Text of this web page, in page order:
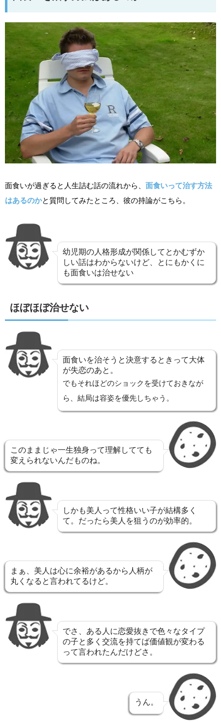
面食いが過ぎると人生詰む話の流れから、 面食いって治す方法
はあるのかと質問してみたところ、彼の持論がこちら。
幼児期の人格形成が関係してとかむずか
しい話はわからないけど、とにもかくに
も面食いは治せない
ほぼほぼ治せない
面食いを治そうと決意するときって大体
が失恋のあと。
でもそれほどのショックを受けておきなが
ら、結局は容姿を優先しちゃう。
このままじゃ一生独身って理解してても
変えられないんだものね。
しかも美人って性格いい子が結構多く
て。だったら美人を狙うのが効率的。
まぁ、美人は心に余裕があるから人柄が
丸くなると言われてるけど。
でさ、ある人に恋愛抜きで色々なタイプ
の子と多く交流を持てば価値観が変わる
って言われたんだけどさ。
うん。